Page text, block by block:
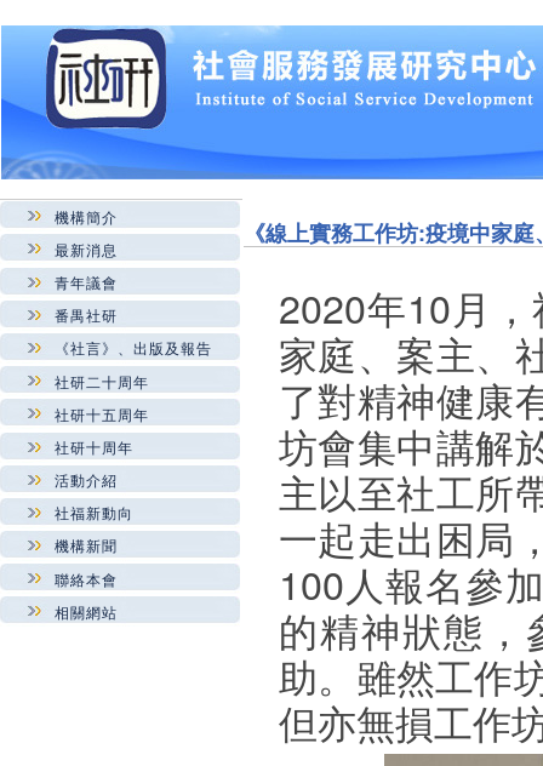
機構簡介
最新消息
青年議會
番禺社研
《社言》、出版及報告
社研二十周年
社研十五周年
社研十周年
活動介紹
社福新動向
機構新聞
聯絡本會
相關網站
《線上實務工作坊:疫境中家
2020年10月
家庭、案主、
了對精神健康
坊會集中講解
主以至社工所
一起走出困局
100人報名參
的精神狀態
助。雖然工作
但亦無損工作